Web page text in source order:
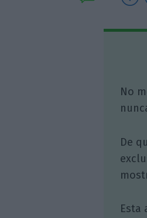
No
De
Esta